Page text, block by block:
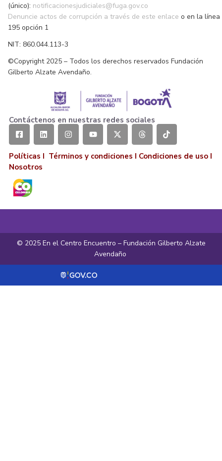
(único): notificacionesjudiciales@fuga.gov.co
Denuncie actos de corrupción a través de este enlace o en la línea
195 opción 1
NIT: 860.044.113-3
©Copyright 2025 – Todos los derechos reservados Fundación
Gilberto Alzate Avendaño.
Contáctenos en nuestras redes sociales
Políticas I Términos y condiciones I Condiciones de uso I
Nosotros
© 2025 En el Centro Encuentro – Fundación Gilberto Alzate
Avendaño